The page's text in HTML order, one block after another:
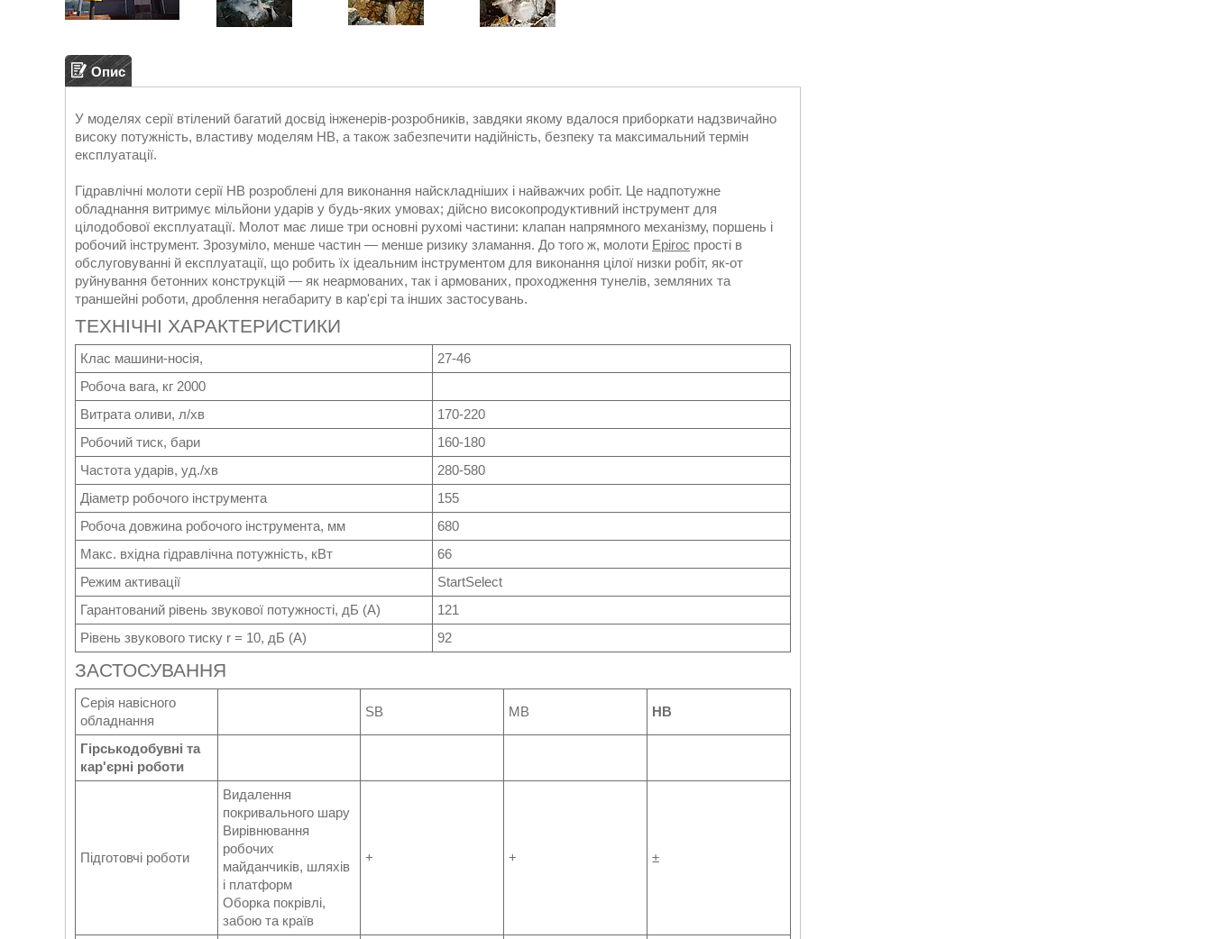
Опис
У моделях серії втілений багатий досвід інженерів-розробників, завдяки якому вдалося приборкати надзвичайно
високу потужність, властиву моделям HB, а також забезпечити надійність, безпеку та максимальний термін
експлуатації.
Гідравлічні молоти серії HB розроблені для виконання найскладніших і найважчих робіт. Це надпотужне
обладнання витримує мільйони ударів у будь-яких умовах; дійсно високопродуктивний інструмент для
цілодобової експлуатації. Молот має лише три основні рухомі частини: клапан напрямного механізму, поршень і
робочий інструмент. Зрозуміло, менше частин — менше ризику зламання. До того ж, молоти Epiroc прості в
обслуговуванні й експлуатації, що робить їх ідеальним інструментом для виконання цілої низки робіт, як-от
руйнування бетонних конструкцій — як неармованих, так і армованих, проходження тунелів, земляних та
траншейні роботи, дроблення негабариту в кар'єрі та інших застосувань.
ТЕХНІЧНІ ХАРАКТЕРИСТИКИ
Клас машини-носія,
27-46
Робоча вага, кг 2000
Витрата оливи, л/хв
170-220
Робочий тиск, бари
160-180
Частота ударів, уд./хв
280-580
Діаметр робочого інструмента
155
Робоча довжина робочого інструмента, мм
680
Макс. вхідна гідравлічна потужність, кВт
66
Режим активації
StartSelect
Гарантований рівень звукової потужності, дБ (А)
121
Рівень звукового тиску r = 10, дБ (А)
92
ЗАСТОСУВАННЯ
Серія навісного
обладнання
SB MB HB
Гірськодобувні та
кар'єрні роботи
Підготовчі роботи
Видалення
покривального шару
Вирівнювання
робочих
майданчиків, шляхів
і платформ
Оборка покрівлі,
забою та країв
+ + ±